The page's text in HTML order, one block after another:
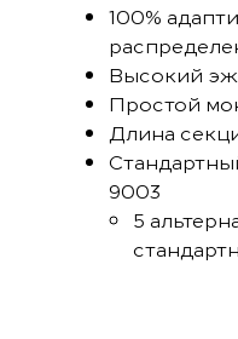
100%
Высокий
Простой
Длина
9003
5